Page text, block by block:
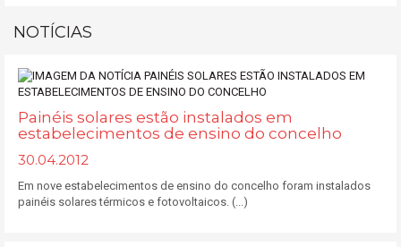
NOTÍCIAS
Painéis solares estão instalados em
estabelecimentos de ensino do concelho
30.04.2012
Em nove estabelecimentos de ensino do concelho foram instalados
painéis solares térmicos e fotovoltaicos. (...)